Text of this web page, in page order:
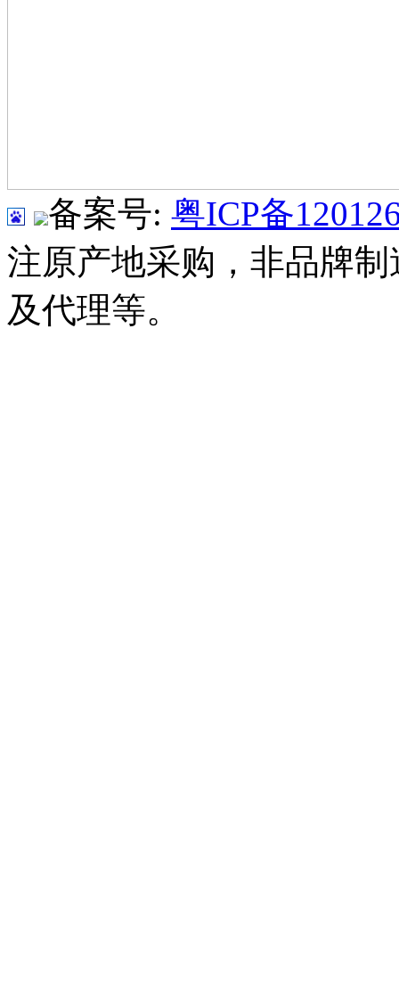
备案号: 粤ICP备
注原产地采购，非品牌
及代理等。